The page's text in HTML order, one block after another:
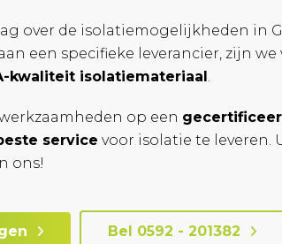
over de isolatiemogelijkheden in
een specifieke leverancier, zijn we
kwaliteit isolatiemateriaal.
op een
service voor isolatie te leveren.
ons!
Bel 0592 - 201382